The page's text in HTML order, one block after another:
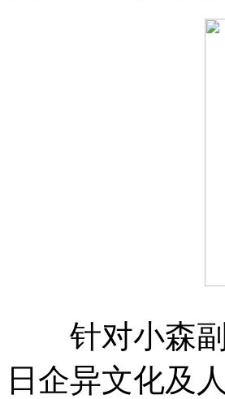
针对小森副
日企异文化及